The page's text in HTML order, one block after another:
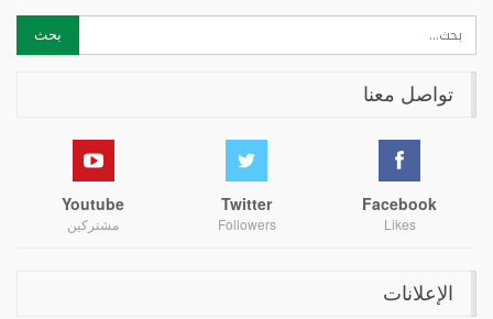
تواصل معنا
Facebook
Likes
Twitter
Followers
Youtube
مشتركين
الإعلانات